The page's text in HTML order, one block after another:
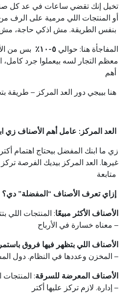
تخيل إنك تقضي ساعات في عد كل
أو المنتجات اللي مرمية على الرف
بنفس الطريقة. مش اذكي حاجة،
.المفاجأة هنا: حوالي ٥-١٠٪ بس من
معظم التجار لسه بيعملوا جرد كامل،
أهم
.هنا بييجي دور العد المركز – طريقة
العد المركز: عامل أهم الأصناف زي
.زي ما ابنك المفضل بيحتاج اهتمام أكتر
غيرها. العد المركز بيديك الفرصة تركز
متابعة
إزاي تعرف الأصناف “المفضلة” دي؟
.الأصناف الأكثر مبيعًا: المنتجات اللي
معناه خسارة في الأرباح
–
.الأصناف اللي بتظهر فيها فروق
المخزن وعددها في النظام.دول
–
.الأصناف المعرضة للسرقة: المنتجات
إدارة. لازم تركز عليها أكتر
–